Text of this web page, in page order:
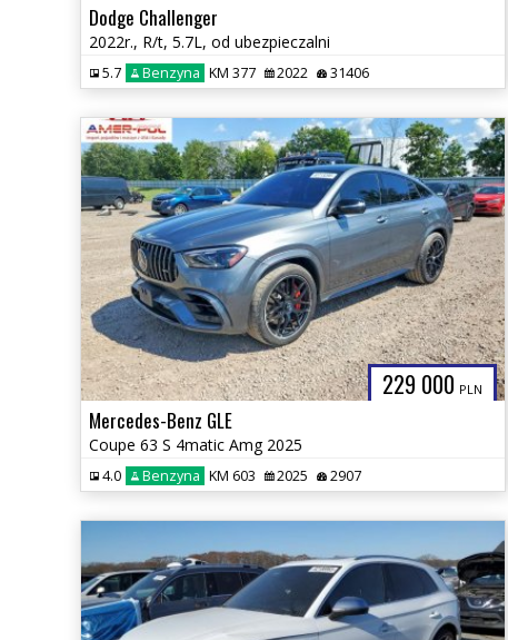
Dodge Challenger
2022r., R/t, 5.7L, od ubezpieczalni
5.7 Benzyna KM 377 2022 31406
229 000 PLN
Mercedes-Benz GLE
Coupe 63 S 4matic Amg 2025
4.0 Benzyna KM 603 2025 2907